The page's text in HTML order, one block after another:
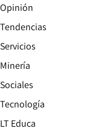
Opinión
Tendencias
Servicios
Minería
Sociales
Tecnología
LT Educa